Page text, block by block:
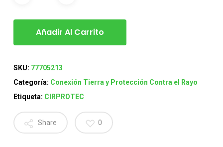
Añadir Al Carrito
SKU: 77705213
Categoría: Conexión Tierra y Protección Contra el Rayo
Etiqueta: CIRPROTEC
Share 0